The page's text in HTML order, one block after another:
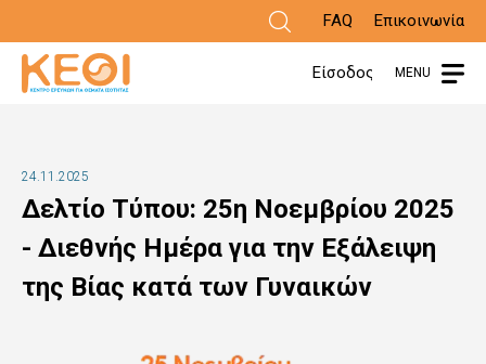
προς
το
περιεχόμενο
FAQ Επικοινωνία
Είσοδος MENU
24.11.2025
Δελτίο Τύπου: 25η Νοεμβρίου 2025
- Διεθνής Ημέρα για την Εξάλειψη
της Βίας κατά των Γυναικών